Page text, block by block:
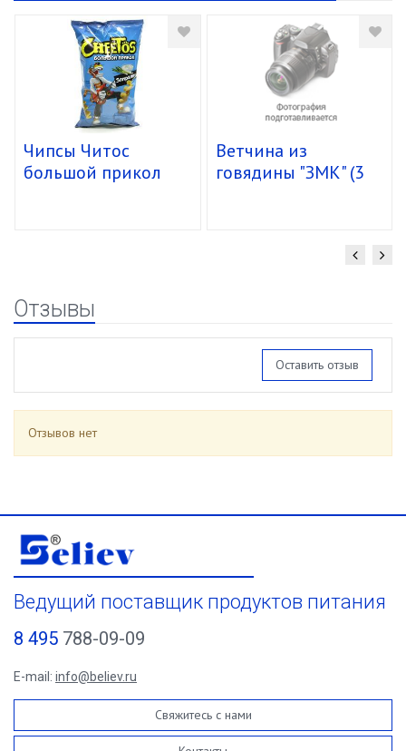
Чипсы Читос
большой прикол
Ветчина из
говядины "ЗМК" (3
Отзывы
Оставить отзыв
Отзывов нет
Ведущий поставщик продуктов питания
8 495 788-09-09
E-mail: info@believ.ru
Свяжитесь с нами